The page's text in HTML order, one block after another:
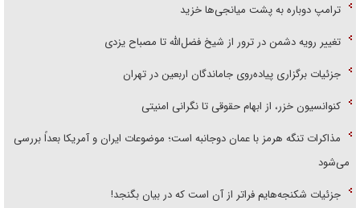
ترامپ دوباره به پشت میانجی‌ها خزید
تغییر رویه دشمن در ترور از شیخ فضل‌الله تا مصباح یزدی
جزئیات برگزاری پیاده‌روی جاماندگان اربعین در تهران
کنوانسیون خزر، از ابهام حقوقی تا نگرانی امنیتی
مذاکرات تنگه هرمز با عمان دوجانبه است؛ موضوعات ایران و آمریکا بعداً بررسی
می‌شود
جزئیات شکنجه‌هایم فراتر از آن است که در بیان بگنجد!